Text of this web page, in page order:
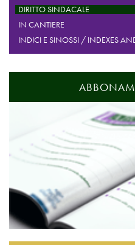
DIRITTO SINDACALE
IN CANTIERE
INDICI E SINOSSI / INDEXES